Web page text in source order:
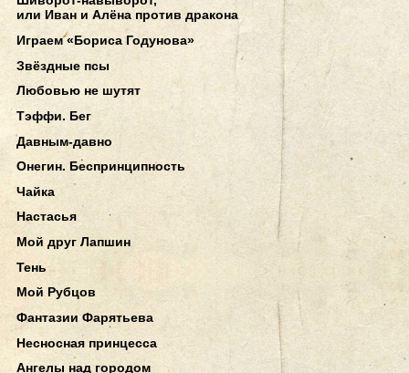
или Иван и Алёна против дракона
Играем «Бориса Годунова»
Звёздные псы
Любовью не шутят
Тэффи. Бег
Давным-давно
Онегин. Беспринципность
Чайка
Настасья
Мой друг Лапшин
Тень
Мой Рубцов
Фантазии Фарятьева
Несносная принцесса
Ангелы над городом